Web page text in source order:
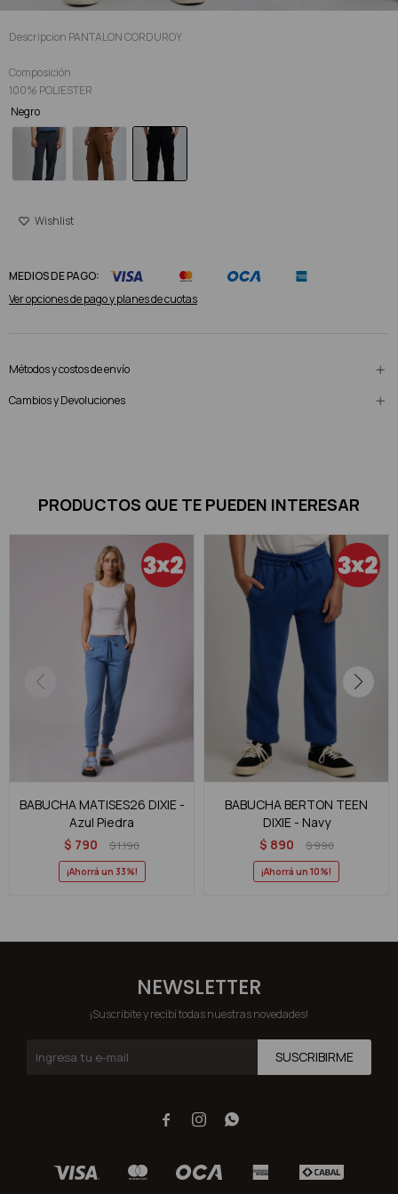
Descripcion PANTALON CORDUROY
Composición
100% POLIESTER
Negro
MEDIOS DE PAGO:
Ver opciones de pago y planes de cuotas
Métodos y costos de envío
Cambios y Devoluciones
PRODUCTOS QUE TE PUEDEN INTERESAR
BABUCHA MATISES26 DIXIE -
Azul Piedra
$ 790 $1.190
33
BABUCHA BERTON TEEN
DIXIE - Navy
$ 890 $990
10
NEWSLETTER
¡Suscribite y recibí todas nuestras novedades!
SUSCRIBIRME
  